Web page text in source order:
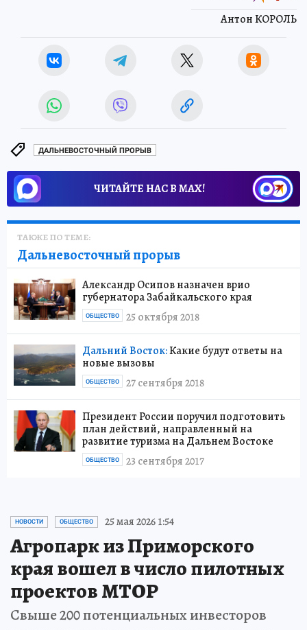
Антон КОРОЛЬ
ДАЛЬНЕВОСТОЧНЫЙ ПРОРЫВ
ЧИТАЙТЕ НАС В МАХ!
ТАКЖЕ ПО ТЕМЕ:
Дальневосточный прорыв
Александр Осипов назначен врио
губернатора Забайкальского края
25 октября 2018
ОБЩЕСТВО
Дальний Восток:Какие будут ответы на
новые вызовы
27 сентября 2018
ОБЩЕСТВО
Президент России поручил подготовить
план действий, направленный на
развитие туризма на Дальнем Востоке
23 сентября 2017
ОБЩЕСТВО
НОВОСТИ ОБЩЕСТВО 25 мая 2026 1:54
Агропарк из Приморского
края вошел в число пилотных
проектов МТОР
Свыше 200 потенциальных инвесторов